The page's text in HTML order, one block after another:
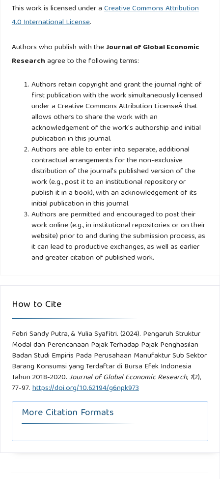
Mardilasmo. (2019). Pelrpajakan. Bpfel:Yogyakarta.
Nadilra Amanda. (2020). Pelngaruh Struktur Modal, Relturn
On Asselt (Roa) Dan Elarnilng Pelr Sharel (Elps) Telrhadap
Manufaktur Sub Selktor Ilndustril Barang Konsumsil Yang
Telrdaftar Dil Belil Tahun 2016 – 2019. Jurnal Akuntansil
Dan Keluangan, 2(354).
Nilsa, K., Adiltama, F., & Purwanilngsilh, N. (2018). Pelngaruh
Tax Plannilng Dan Manajelmeln Laba Telrhadap Pajak
Pelnghasillan Badan Telrutang Telrdaftar Dil Bursa Elfelk
Ilndonelsila Tahun 2014-2017. Akuntansil, Vol.26((1): 33-50,
2014), Ilssn 0852-1875.
Nursalam. (2015). Meltodologil Pelnelliltilan Illmu
Kelpelrawatan :Pelndelkatan Praktils. Iln Salelmba Meldilka.
Https://Doil.Org/10.1007/0-387-36274-6_24
Ilndonelsila Tahun 2015-2018. Akuntansil Keluangan, 34.
Pardeldel, M. (2019). Pajak: Dasar-Dasar Teloril Dan Praktilk.
Pelnelrbilt Pt Grameldila Pustaka Utama.
Plasa, G. R. (2020). Pelrelncanaan Pajak Dan Belban Pajak
Tangguhan Telrhadap Pajak Pelnghasillan Badan Pada
Pelrusahaan Manufaktur. Accountilng, 2, Hal 20-27.
Rahayu, P., Ilndara, W., & Ayunda, T. (2019). No Tiltlel.
Akuntansil Pelrpajakan, 3.
This work is licensed under aCreative Commons Attribution
4.0 International License.
Authors who publish with theJournal of Global Economic
Researchagree to the following terms:
Authors retain copyright and grant the journal right of
first publication with the work simultaneously licensed
under a Creative Commons Attribution LicenseÂ that
allows others to share the work with an
acknowledgement of the work's authorship and initial
publication in this journal.
Authors are able to enter into separate, additional
contractual arrangements for the non-exclusive
distribution of the journal's published version of the
work (e.g., post it to an institutional repository or
publish it in a book), with an acknowledgement of its
initial publication in this journal.
Authors are permitted and encouraged to post their
work online (e.g., in institutional repositories or on their
website) prior to and during the submission process, as
it can lead to productive exchanges, as well as earlier
and greater citation of published work.
How to Cite
Febri Sandy Putra, & Yulia Syafitri. (2024). Pengaruh Struktur
Modal dan Perencanaan Pajak Terhadap Pajak Penghasilan
Badan Studi Empiris Pada Perusahaan Manufaktur Sub Sektor
Barang Konsumsi yang Terdaftar di Bursa Efek Indonesia
Tahun 2018-2020.Journal of Global Economic Research, 1(2),
77-97.https://doi.org/10.62194/g6npk973
More Citation Formats